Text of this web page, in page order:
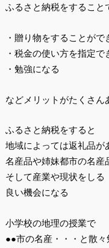
ふるさと納税をすること
・贈り物をすることがで
・税金の使い方を指定で
・勉強になる
などメリットがたくさん
ふるさと納税をすると
地域によっては返礼品が
名産品や姉妹都市の名産
そして産業や現状をしる
良い機会になる
小学校の地理の授業で
●●市の名産・・・と散々